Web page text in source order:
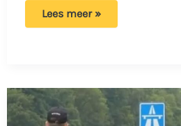
Duitse
viraal:
‘Zelfs
tampons!’
Lees meer »